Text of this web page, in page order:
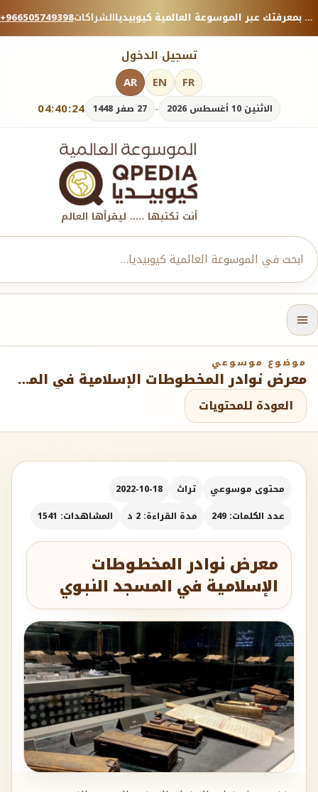
+966505749398الشراكات منصة معرفية موثوقة — شارك بمعرفتك عبر الموسوعة العالمية كيوبيديا.
تسجيل الدخول
04:40:25 الاثنين 10 أغسطس 2026 - 27 صفر 1448
AR EN FR
أنت تكتبها ..... ليقرأها العالم
موضوع موسوعي
معرض نوادر المخطوطات الإسلامية في المسجد النبوي
العودة للمحتويات
محتوى موسوعي تراث
2022-10-18
عدد الكلمات: 249
مدة القراءة: 2 د المشاهدات: 1541
معرض نوادر المخطوطات
الإسلامية في المسجد النبوي